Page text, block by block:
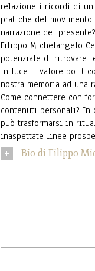
relazione i ricordi di
pratiche del
narrazione del presente?
Filippo Michelangelo
potenziale di ritrovare
in luce il valore politico
nostra memoria ad una
Come connettere con
contenuti personali? In
può trasformarsi in
inaspettate linee
Bio di Filippo